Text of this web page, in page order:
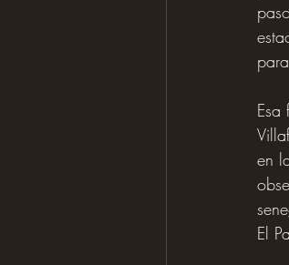
Esa
en
El